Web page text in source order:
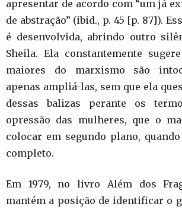
apresentar de acordo com “um já
de abstração” (ibid., p. 45 [p. 87]).
é desenvolvida, abrindo outro
Sheila. Ela constantemente
maiores do marxismo são
apenas ampliá-las, sem que ela
dessas balizas perante os
opressão das mulheres, que o
colocar em segundo plano,
completo.
Em 1979, no livro Além dos
mantém a posição de identificar o